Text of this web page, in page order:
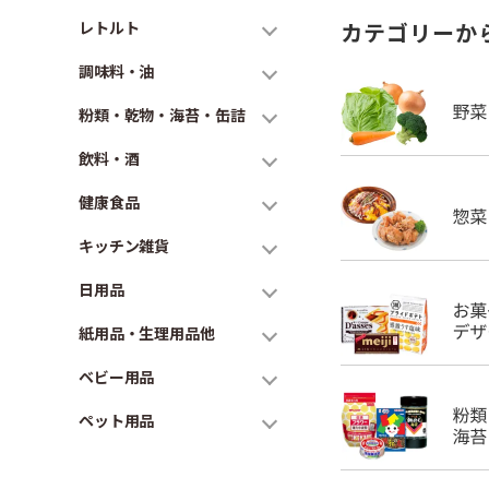
レトルト
調味料・油
粉類・乾物・海苔・缶詰
飲料・酒
健康食品
キッチン雑貨
日用品
紙用品・生理用品他
ベビー用品
ペット用品
カテゴリーか